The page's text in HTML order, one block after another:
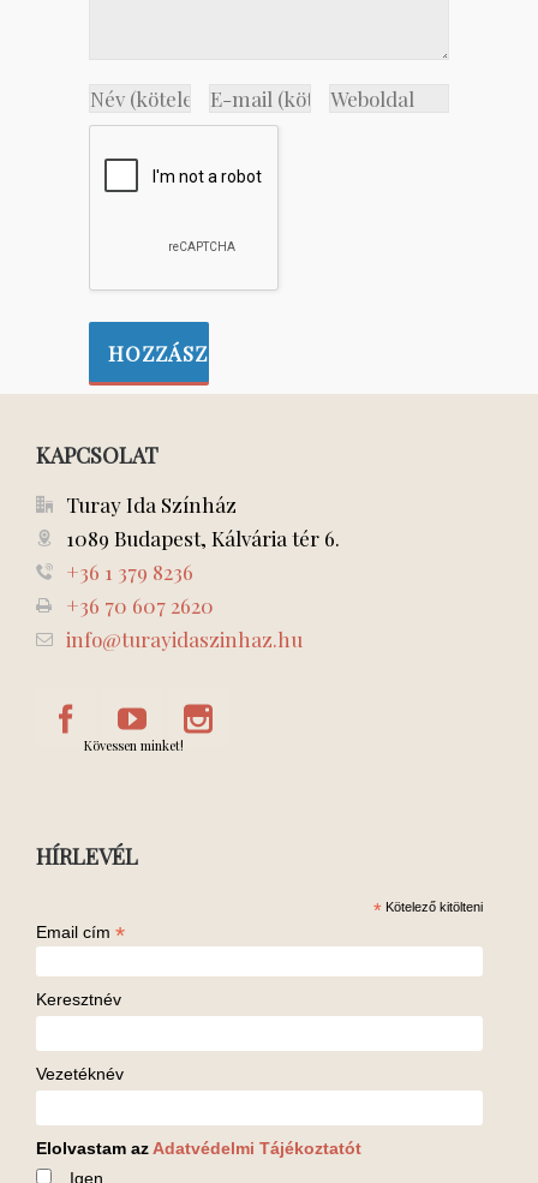
KAPCSOLAT
Turay Ida Színház
1089 Budapest, Kálvária tér 6.
+36 1 379 8236
+36 70 607 2620
info@turayidaszinhaz.hu
Kövessen minket!
HÍRLEVÉL
* Kötelező kitölteni
Email cím *
Keresztnév
Vezetéknév
Elolvastam az Adatvédelmi Tájékoztatót
Igen